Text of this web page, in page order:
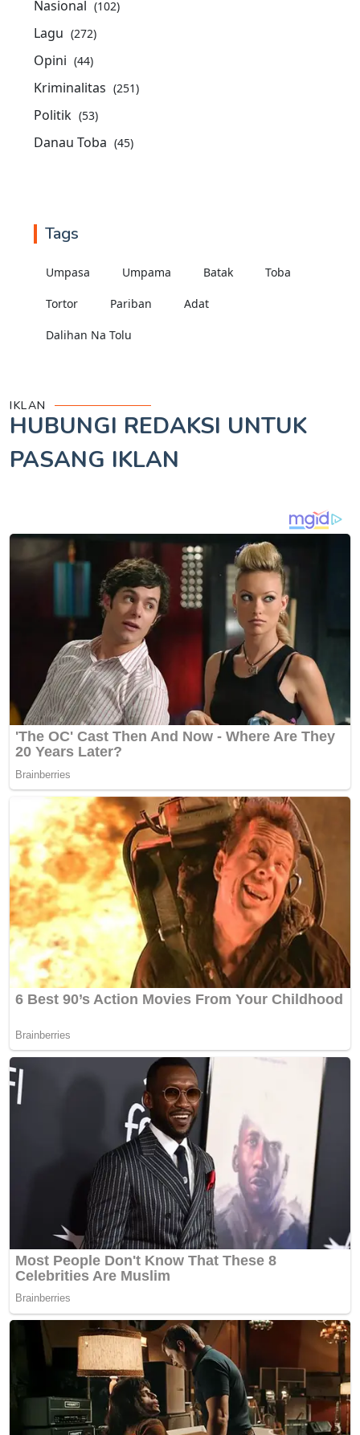
Nasional (102)
Lagu (272)
Opini (44)
Kriminalitas (251)
Politik (53)
Danau Toba (45)
Tags
Umpasa Umpama Batak Toba
Tortor Pariban Adat
Dalihan Na Tolu
IKLAN
HUBUNGI REDAKSI UNTUK
PASANG IKLAN